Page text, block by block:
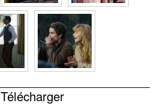
Télécharger